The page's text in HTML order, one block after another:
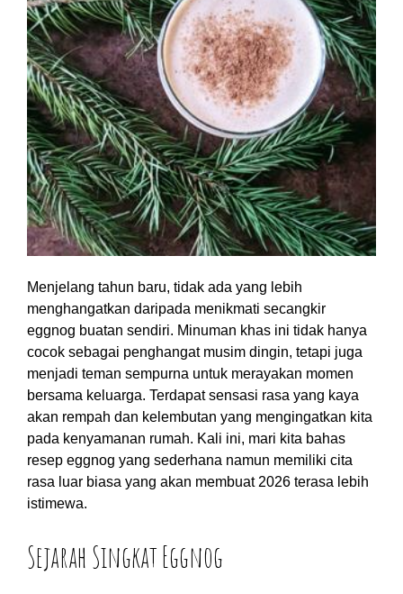
Menjelang tahun baru, tidak ada yang lebih
menghangatkan daripada menikmati secangkir
eggnog buatan sendiri. Minuman khas ini tidak hanya
cocok sebagai penghangat musim dingin, tetapi juga
menjadi teman sempurna untuk merayakan momen
bersama keluarga. Terdapat sensasi rasa yang kaya
akan rempah dan kelembutan yang mengingatkan kita
pada kenyamanan rumah. Kali ini, mari kita bahas
resep eggnog yang sederhana namun memiliki cita
rasa luar biasa yang akan membuat 2026 terasa lebih
istimewa.
Sejarah Singkat Eggnog